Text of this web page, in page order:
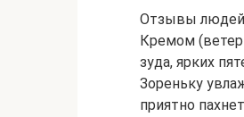
Отзывы
Кремом
зуда, ярких
Зореньку
приятно